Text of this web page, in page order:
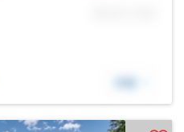
详细